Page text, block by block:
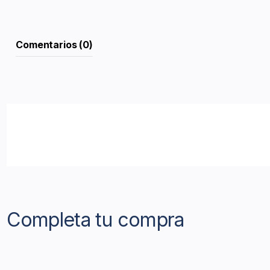
Comentarios (0)
Completa tu compra